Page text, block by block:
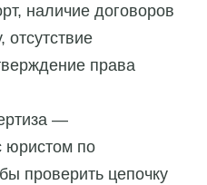
наличие договоров
отсутствие
права
—
юристом по
проверить цепочку